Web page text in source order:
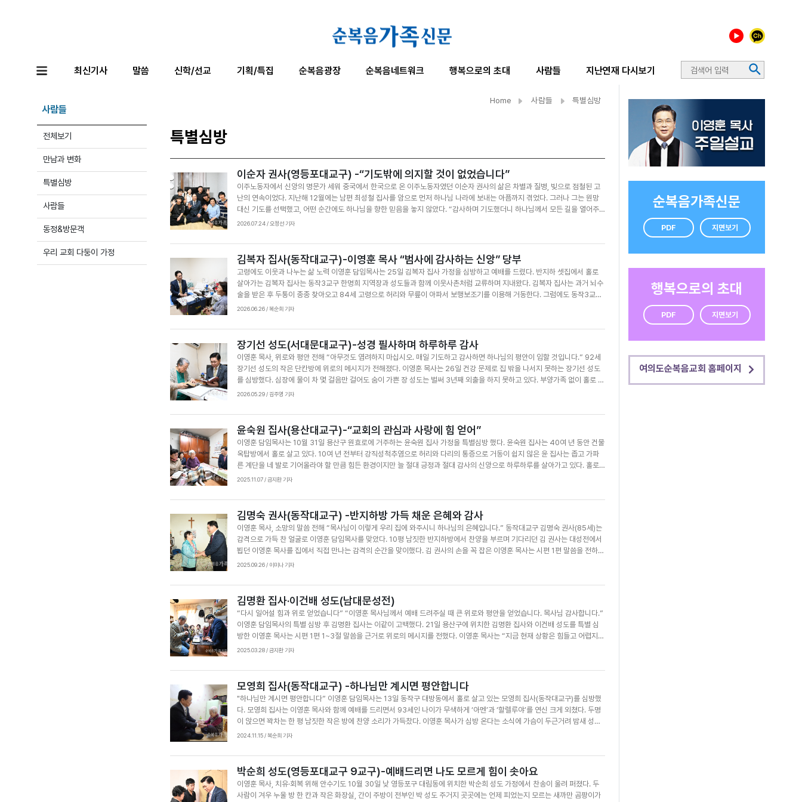
최신기사 말씀 신학/선교 기획/특집 순복음광장 순복음네트워크 행복으로의 초대 사람들 지난연재 다시보기
사람들
전체보기
만남과 변화
특별심방
사람들
동정&방문객
우리 교회 다둥이 가정
Home 사람들 특별심방
특별심방
이순자 권사(영등포대교구) -“기도밖에 의지할 것이 없었습니다”
이주노동자에서 신앙의 명문가 세워 중국에서 한국으로 온 이주노동자였던 이순자 권사의 삶은 차별과 질병, 빚으로 점철된 고
난의 연속이었다. 지난해 12월에는 남편 최성철 집사를 암으로 먼저 하나님 나라에 보내는 아픔까지 겪었다. 그러나 그는 원망
대신 기도를 선택했고, 어떤 순간에도 하나님을 향한 믿음을 놓지 않았다. “감사하며 기도했더니 하나님께서 모든 길을 열어주
셨습니다.” 23일 낮 이영훈 담임목사의 심방을 받은 이순자 권사는 고난의 순간마다 찾아와 위로해 주신 하나님의 은혜를 담담
면 큰 교회를 찾아 믿음을 지키라”는 권면을 받았다. 한국에 온 뒤에는 입주 도우미로 일하며 생계를 이어갔고, 남편은 건설현장
에서 일했다. 낯선 땅에서 힘겨운 시간을 보내던 중 언니의 권유로 여의도순복음교회를 찾았고, 첫 예배를 드리는 날 “내가 찾던
신앙이 바로 여기 있구나”라는 확신을 얻었다. 이후 20여 년 동안 한결같이 교회를 섬기며 구역장과 지역장을 거쳐 권사로 세워
졌다. 이영훈 목사의 심방예배에서 찬송가 28장 ‘복의 근원 강림하사’를 부르는 이 권사의 모습에는 깊은 평안이 묻어났다. 아들
최태룡 집사와 딸 최옥란 집사의 얼굴에도 감사와 평안이 가득했다. 이날 며느리와 친손자 최용기 군, 외손자 이용목 군을 비롯
해 임해경 목사와 주덕수 장로(2교구협의회의장) 등도 함께 은혜를 나눴다. 이영훈 목사는 빌립보서 4장 6~7절을 본문으로
“권사님이 중국에서 한국으로 와 오랜 세월 하나님의 은혜 가운데 건강을 지키며 신앙생활을 이어온 것 자체가 감사의 제목”이
다. 글·오정선 / 사진·김용두 기자
2026.07.24 / 오정선 기자
김복자 집사(동작대교구)-이영훈 목사 “범사에 감사하는 신앙” 당부
고령에도 이웃과 나누는 삶 노력 이영훈 담임목사는 25일 김복자 집사 가정을 심방하고 예배를 드렸다. 반지하 셋집에서 홀로
살아가는 김복자 집사는 동작3교구 한명희 지역장과 성도들과 함께 이웃사촌처럼 교류하며 지내왔다. 김복자 집사는 과거 뇌수
술을 받은 후 두통이 종종 찾아오고 84세 고령으로 허리와 무릎이 아파서 보행보조기를 이용해 거동한다. 그럼에도 동작3교구
기도처에 가서 주일예배를 드리고 매일 새벽에는 TV로 기독교 방송을 켜 놓고 새벽기도를 거르지 않고 있다. 평소에도 부지런
다. 깔끔한 집안 곳곳에는 성경 말씀 액자를 놓고 눈길 갈 때마다 마음에 새긴다. 이영훈 목사는 “염려와 걱정 대신 모든 일에 기
도와 간구로 구할 것을 감사함으로 아뢰라고 하셨다. 범사에 감사하면 모든 것이 합력하여 선을 이루고 좋은 일이 되게 하시고
마음의 평안함으로 응답을 주신다”라고 당부했다. 이어 김복자 집사의 건강이 회복되길, 자녀와 손자들을 위해 기도했다. 김복
자 집사는 “이영훈 목사님이 방문해 주셔서 하나님께 감사하다. 모든 염려 근심은 하나님께 맡기고 자손들을 위해 기도하면서
살아 가겠다”며 감사를 전했다. 글·복순희 / 사진·금지환 기자
2026.06.26 / 복순희 기자
장기선 성도(서대문대교구)-성경 필사하며 하루하루 감사
이영훈 목사, 위로와 평안 전해 “아무것도 염려하지 마십시오. 매일 기도하고 감사하면 하나님의 평안이 임할 것입니다.” 92세
장기선 성도의 작은 단칸방에 위로의 메시지가 전해졌다. 이영훈 목사는 26일 건강 문제로 집 밖을 나서지 못하는 장기선 성도
를 심방했다. 심장에 물이 차 몇 걸음만 걸어도 숨이 가쁜 장 성도는 벌써 3년째 외출을 하지 못하고 있다. 부양가족 없이 홀로 지
내는 장 성도의 하루 동선은 방 한 칸과 이어진 작은 부엌이 전부다. 복지관 식사와 하루 3시간 방문하는 요양보호사의 도움으로
전체를 필사하며 남동생이 복음을 받아들이고 소천하는 은혜를 경험했다. 올해도 그는 조카의 신앙을 위해 성경 필사와 작정 기
도를 이어가고 있다. 그는 “52세 늦은 나이에 하나님을 알게 된 후 주일예배와 십일조를 한 번도 거른 적이 없었는데 몸이 아픈
뒤로 성전에 가지 못하고 TV로 예배를 드리는 것이 늘 마음의 짐이었다”며 “목사님이 이 좁은 집까지 직접 찾아와 기도해 주시
니 감사하다”고 말했다. 이영훈 목사는 간절한 기도로 장 성도의 마음을 어루만졌다. 이 목사는 빌립보서 4장 6~7절을 본문으
로 말씀을 전하며 “주님이 주신 평안이 임하고 날마다 건강이 회복되며 하나님의 영광이 나타나는 은혜가 임할 것”이라고 축복
했고 장 성도는 연신 “아멘”으로 화답했다. 현재 서대문대교구 성도의 배려로 월세 인상 없이 살고 있는 장 성도는 “교구 성도가
찾아와 손을 보태주는 것도 큰 위안”이라며 “기도할 때마다 내 입술에서는 늘 감사밖에 나오지 않는다”고 고백했다.
2026.05.29 / 김주영 기자
윤숙원 집사(용산대교구)-“교회의 관심과 사랑에 힘 얻어”
이영훈 담임목사는 10월 31일 용산구 원효로에 거주하는 윤숙원 집사 가정을 특별심방 했다. 윤숙원 집사는 40여 년 동안 건물
옥탑방에서 홀로 살고 있다. 10여 년 전부터 강직성척추염으로 허리와 다리의 통증으로 거동이 쉽지 않은 윤 집사는 좁고 가파
른 계단을 네 발로 기어올라야 할 만큼 힘든 환경이지만 늘 절대 긍정과 절대 감사의 신앙으로 하루하루를 살아가고 있다. 홀로
지내는 윤 집사를 위해 지역장 장선자 권사와 유업순 권사를 비롯한 교구 식구들은 수시로 방문해 돌봄의 손길을 전하고 있다.
며 간병하고 있다. 이영훈 목사가 방문하자 윤 집사는 이영훈 목사의 손을 꼭 잡았다. 얼굴에 환한 미소가 번진 윤 집사는 “꿈인
가 생시인가 싶다. 누추한 집에 목사님이 오신다니 믿기지 않는다. 목사님을 직접 뵙는 것이 소원이었는데 이렇게 찾아와 주셔서
너무 감사하다”고 감격의 마음을 전했다. 이어 이영훈 목사는 잠언 17장 22절 말씀을 근거로 “마음의 즐거움은 양약이라도 심
령의 근심은 뼈를 마르게 한다”며 “우리 하나님의 사람은 마음이 기뻐야 한다. 마음이 평안하고 감사하면 한평생 복된 인생을 살
아갈 수 있다”며 윤숙원 집사를 위로했다.
2025.11.07 / 금지환 기자
김명숙 권사(동작대교구) -반지하방 가득 채운 은혜와 감사
이영훈 목사, 소망의 말씀 전해 “목사님이 이렇게 우리 집에 와주시니 하나님의 은혜입니다.” 동작대교구 김명숙 권사(85세)는
감격으로 가득 찬 얼굴로 이영훈 담임목사를 맞았다. 10평 남짓한 반지하방에서 찬양을 부르며 기다리던 김 권사는 대성전에서
뵙던 이영훈 목사를 집에서 직접 만나는 감격의 순간을 맞이했다. 김 권사의 손을 꼭 잡은 이영훈 목사는 시편 1편 말씀을 전하며
“하나님이 주인 되셨기에 감사할 것밖에 없다. 우리는 이미 복 받은 사람이다. 말씀을 묵상하고 사모하는 자에게 하나님께서 복
직 주님만 의지하고 기도하면 늘 좋은 일이 일어난다”며 “하나님 앞에 엎드려 기도하면 모든 일에 형통하게 될 것”이라고 축복
했다. 김 권사는 40대에 우리 교회를 다니기 시작해 구역장을 맡아 열심히 봉사했다. 그러던 중 노량진에서 하던 수산업이 어려
움을 겪고, 남편마저 사업 실패와 병으로 세상을 떠났다. 힘든 시간이었지만 지역장과 교구 성도들의 기도와 사랑으로 다시 힘을
낼 수 있었다. 반찬가게를 운영하며 김 권사는 새벽기도와 금식기도를 쉬지 않았다. 그러다 기적을 체험했다. “25년간 앓던 천
식을 치유 받았어요. 여러 병원을 가도 고칠 수 없었는데 예배드리고 기도하다 보니 어느 날 깨끗하게 사라졌어요.” 김 권사의 삶
은 눈물과 감사의 연속이었다. “다리가 아파 거동이 힘들어도 주일 예배는 꼭 대성전에 가서 드려요. 90세까지는 성전에 가서
예배드릴 거예요.” 김 권사는 매일 성경을 10장씩 읽고, 새벽과 저녁마다 기도하며 신앙을 지켜오고 있다. “목사님 말씀을 마음
2025.09.26 / 이미나 기자
김명환 집사·이건배 성도(남대문성전)
“다시 일어설 힘과 위로 얻었습니다” “이영훈 목사님께서 예배 드려주실 때 큰 위로와 평안을 얻었습니다. 목사님 감사합니다.”
이영훈 담임목사의 특별 심방 후 김명환 집사는 이같이 고백했다. 21일 용산구에 위치한 김명환 집사와 이건배 성도를 특별 심
방한 이영훈 목사는 시편 1편 1~3절 말씀을 근거로 위로의 메시지를 전했다. 이영훈 목사는 “지금 현재 상황은 힘들고 어렵지만
하나님이 기뻐하시는 말씀대로 살아가면 반드시 좋은 일이 일어날 줄 믿는다”고 말했다. 말씀이 선포될 때마다 두 성도는 손을
도를 위해 안수 기도를 한 뒤, 격려금과 선물을 전달하며 따뜻한 위로를 건넸다. 김명환 집사와 이건배 성도는 2022년 6월부터
최영분 권사의 인도로 남대문성전에서 신앙생활을 이어오고 있다. 기초생활 수급자로 보조금을 받고 있지만 늘 십일조를 먼저
구별하고 어려운 환경에 처한 이웃을 보면 이들에게 받은 사랑을 나누며 복음을 전하기까지 한다. 같은 건물 옆방에 살고 있는
김명환 집사와 이건배 성도는 우울증과 불면증을 치료 받기 위해 입원했던 병원에서 만났다. 김명환 집사는 병원에서 환자들에
게 복음을 전하며 함께 예배드렸고 그곳에서 이건배 성도를 전도했다. 이들은 남대문성전에서 신앙생활을 시작한 이후로 병원에
입원하지 않을 정도로 회복된 상태이다. 이건배 성도는 “앞으로 더욱 힘을 내서 삶 속에서 섬김을 실천하며 주사랑 전하는 삶을
살아가도록 더욱 노력하겠다”고 감사인사 했다. 글·사진=금지환 기자
2025.03.28 / 금지환 기자
모영희 집사(동작대교구) -하나님만 계시면 평안합니다
"하나님만 계시면 평안합니다” 이영훈 담임목사는 13일 동작구 대방동에서 홀로 살고 있는 모영희 집사(동작대교구)를 심방했
다. 모영희 집사는 이영훈 목사와 함께 예배를 드리면서 93세인 나이가 무색하게 ‘아멘’과 ‘할렐루야’를 연신 크게 외쳤다. 두명
이 앉으면 꽉차는 한 평 남짓한 작은 방에 찬양 소리가 가득찼다. 이영훈 목사가 심방 온다는 소식에 가슴이 두근거려 밤새 성경
을 끌어안고 있었다는 모영희 집사는 하나님께 감사기도를 드렸다. 이영훈 목사는 신명기 34장 7절 말씀을 본문으로 설교하면
건강 주시길 기도한다. 또한 마음에 평안함도 주시고 자녀와 자손들에게도 주님께서 복을 주셔서 힘들고 어렵지만 하나님만 의
지하고 나아가길 바란다”고 말했다. 모영희 집사는 이영훈 목사에게 기도 제목을 전하면서 “저는 아무것도 필요 없다. 하나님만
계시면 평안하다. 건강하게 살다가 하나님 나라에 가게 해달라고 기도하고 있다”고 했다. 모영희 집사는 70년 넘게 산 지역이
재개발 구역으로 지정되면서 월세로 살고 있는 이 집도 곧 비워줘야 하는 형편이기 때문에 새로운 거처를 위해 기도 중이다. 모
2024.11.15 / 복순희 기자
박순희 성도(영등포대교구 9교구)-예배드리면 나도 모르게 힘이 솟아요
이영훈 목사, 치유·회복 위해 안수기도 10월 30일 낮 영등포구 대림동에 위치한 박순희 성도 가정에서 찬송이 울려 퍼졌다. 두
사람이 겨우 누울 방 한 칸과 작은 화장실, 간이 주방이 전부인 박 성도 주거지 곳곳에는 언제 피었는지 모르는 새까만 곰팡이가
순복음가족신문
PDF 지면보기
행복으로의 초대
PDF 지면보기
여의도순복음교회 홈페이지